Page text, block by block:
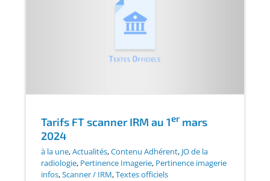
Tarifs FT scanner IRM au 1ermars
2024
à la une,Actualités,Contenu Adhérent, JO de la
radiologie, Pertinence Imagerie, Pertinence imagerie
infos,Scanner / IRM,Textes officiels